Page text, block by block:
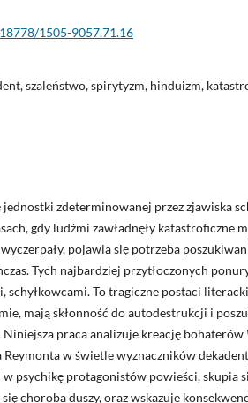
1505-9057.71.16
szaleństwo, spirytyzm, hinduizm,
zdeterminowanej przez zjawiska
gdy ludźmi zawładnęły katastroficzne
pojawia się potrzeba
Tych najbardziej przytłoczonych
schyłkowcami. To tragiczne postaci
mają skłonność do autodestrukcji i
praca analizuje kreację bohaterów
Reymonta w świetle wyznaczników
psychikę protagonistów powieści, skupia
choroba duszy, oraz wskazuje